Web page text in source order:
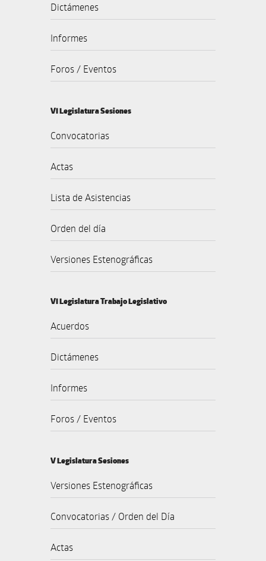
Dictámenes
Informes
Foros / Eventos
VI Legislatura Sesiones
Convocatorias
Actas
Lista de Asistencias
Orden del día
Versiones Estenográficas
VI Legislatura Trabajo Legislativo
Acuerdos
Dictámenes
Informes
Foros / Eventos
V Legislatura Sesiones
Versiones Estenográficas
Convocatorias / Orden del Día
Actas